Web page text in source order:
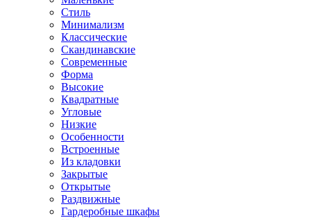
Стиль
Минимализм
Классические
Скандинавские
Современные
Форма
Высокие
Квадратные
Угловые
Низкие
Особенности
Встроенные
Из кладовки
Закрытые
Открытые
Раздвижные
Гардеробные шкафы